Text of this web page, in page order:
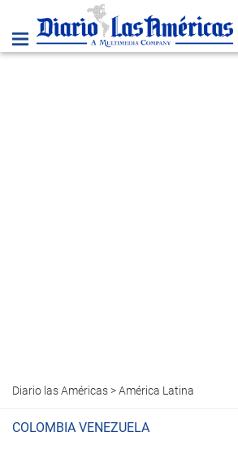
Diario las Américas>América Latina
COLOMBIA VENEZUELA